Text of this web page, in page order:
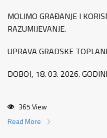
MOLIMO GRAĐANJE I
RAZUMIJEVANJE.
UPRAVA GRADSKE
DOBOJ, 18. 03. 2026.
365 View
Read More